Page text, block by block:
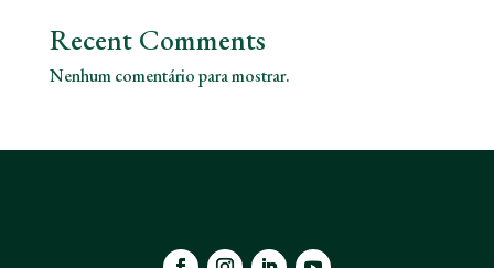
Recent Comments
Nenhum comentário para mostrar.